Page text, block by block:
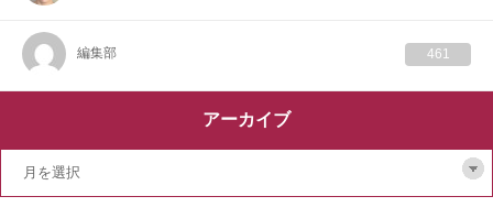
編集部 461
アーカイブ